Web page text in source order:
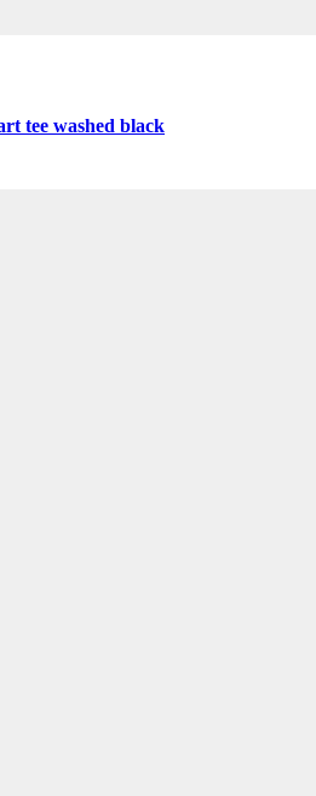
tee washed black